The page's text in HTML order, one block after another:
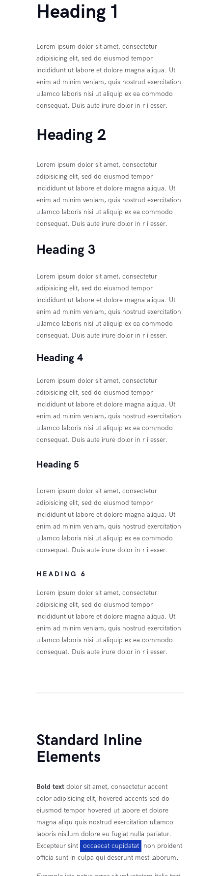
Heading 1
Lorem ipsum dolor sit amet, consectetur
adipisicing elit, sed do eiusmod tempor
incididunt ut labore et dolore magna aliqua. Ut
enim ad minim veniam, quis nostrud exercitation
ullamco laboris nisi ut aliquip ex ea commodo
consequat. Duis aute irure dolor in r i esser.
Heading 2
Lorem ipsum dolor sit amet, consectetur
adipisicing elit, sed do eiusmod tempor
incididunt ut labore et dolore magna aliqua. Ut
enim ad minim veniam, quis nostrud exercitation
ullamco laboris nisi ut aliquip ex ea commodo
consequat. Duis aute irure dolor in r i esser.
Heading 3
Lorem ipsum dolor sit amet, consectetur
adipisicing elit, sed do eiusmod tempor
incididunt ut labore et dolore magna aliqua. Ut
enim ad minim veniam, quis nostrud exercitation
ullamco laboris nisi ut aliquip ex ea commodo
consequat. Duis aute irure dolor in r i esser.
Heading 4
Lorem ipsum dolor sit amet, consectetur
adipisicing elit, sed do eiusmod tempor
incididunt ut labore et dolore magna aliqua. Ut
enim ad minim veniam, quis nostrud exercitation
ullamco laboris nisi ut aliquip ex ea commodo
consequat. Duis aute irure dolor in r i esser.
Heading 5
Lorem ipsum dolor sit amet, consectetur
adipisicing elit, sed do eiusmod tempor
incididunt ut labore et dolore magna aliqua. Ut
enim ad minim veniam, quis nostrud exercitation
ullamco laboris nisi ut aliquip ex ea commodo
consequat. Duis aute irure dolor in r i esser.
HEADING 6
Lorem ipsum dolor sit amet, consectetur
adipisicing elit, sed do eiusmod tempor
incididunt ut labore et dolore magna aliqua. Ut
enim ad minim veniam, quis nostrud exercitation
ullamco laboris nisi ut aliquip ex ea commodo
consequat. Duis aute irure dolor in r i esser.
Standard Inline
Elements
Bold text dolor sit amet, consectetur accent
color adipisicing elit, hovered accents sed do
eiusmod tempor hovered ut labore et dolore
magna aliqu quis nostrud exercitation ullamco
laboris nisllum dolore eu fugiat nulla pariatur.
Excepteur sint occaecat cupidatat
non proident
officia sunt in culpa qui deserunt mest laborum.